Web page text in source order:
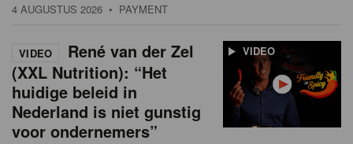
4 AUGUSTUS 2026 • PAYMENT
VIDEO
VIDEO
René van der Zel
(XXL Nutrition): “Het
huidige beleid in
Nederland is niet gunstig
voor ondernemers”